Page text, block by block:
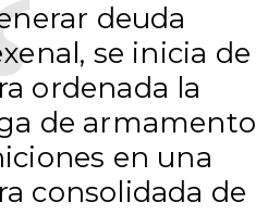
deuda
se inicia de
ordenada la
de armamento
en una
consolidada de